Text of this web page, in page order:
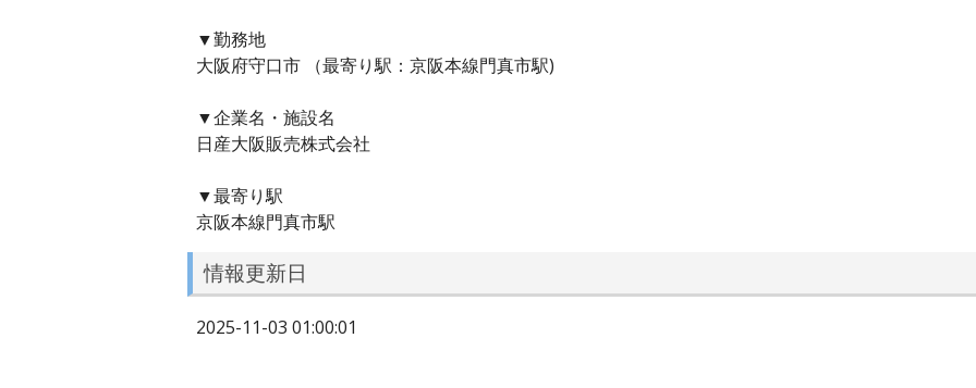
▼勤務地
大阪府守口市 （最寄り駅：京阪本線門真市駅)
▼企業名・施設名
日産大阪販売株式会社
▼最寄り駅
京阪本線門真市駅
情報更新日
2025-11-03 01:00:01